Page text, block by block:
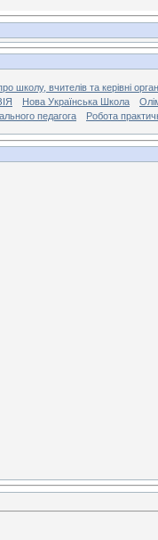
школу, вчителів та керівні
Нова Українська Школа
педагога
Робота